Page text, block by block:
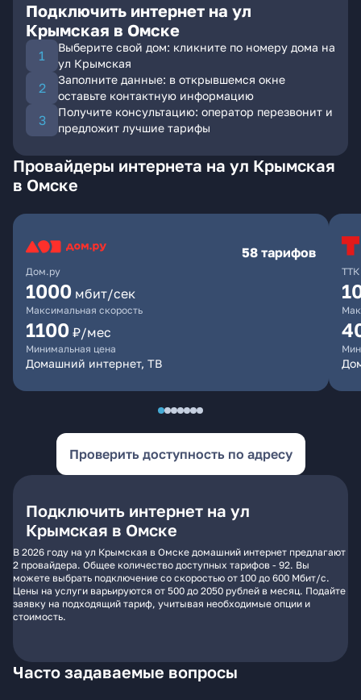
Подключить интернет на ул
Крымская в Омске
Выберите свой дом: кликните по номеру дома на
ул Крымская
Заполните данные: в открывшемся окне
оставьте контактную информацию
Получите консультацию: оператор перезвонит и
предложит лучшие тарифы
Провайдеры интернета на ул Крымская
в Омске
Дом.ру
58 тарифов
1000 мбит/сек
Максимальная скорость
1100 ₽/мес
Минимальная цена
Домашний интернет, ТВ
ТТК
Проверить доступность по адресу
Подключить интернет на ул
Крымская в Омске
В 2026 году на ул Крымская в Омске домашний интернет предлагают
2 провайдера. Общее количество доступных тарифов - 92. Вы
можете выбрать подключение со скоростью от 100 до 600 Мбит/с.
Цены на услуги варьируются от 500 до 2050 рублей в месяц. Подайте
заявку на подходящий тариф, учитывая необходимые опции и
стоимость.
Часто задаваемые вопросы